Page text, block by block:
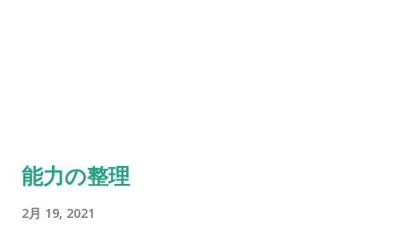
能力の整理
2月 19, 2021